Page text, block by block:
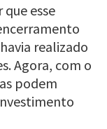
esse
realizado
Agora, com o
podem